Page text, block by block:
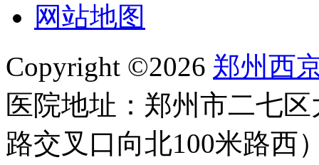
网站地图
Copyright ©2026 郑州西
医院地址：郑州市二七
路交叉口向北100米路西